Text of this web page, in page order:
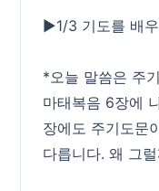
▶1/3 기도를 배
*오늘 말씀은 주
마태복음 6장에
장에도 주기도문
다릅니다. 왜 그